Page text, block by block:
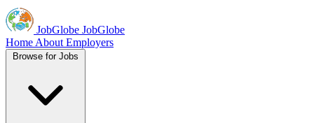
JobGlobe JobGlobe
Home About Employers
Browse for Jobs